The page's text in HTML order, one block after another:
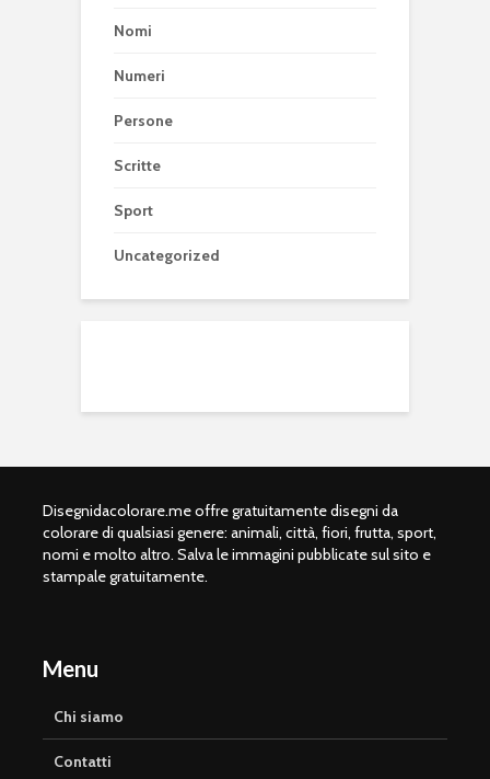
Nomi
Numeri
Persone
Scritte
Sport
Uncategorized
Disegnidacolorare.me offre gratuitamente disegni da
colorare di qualsiasi genere: animali, città, fiori, frutta, sport,
nomi e molto altro. Salva le immagini pubblicate sul sito e
stampale gratuitamente.
Menu
Chi siamo
Contatti